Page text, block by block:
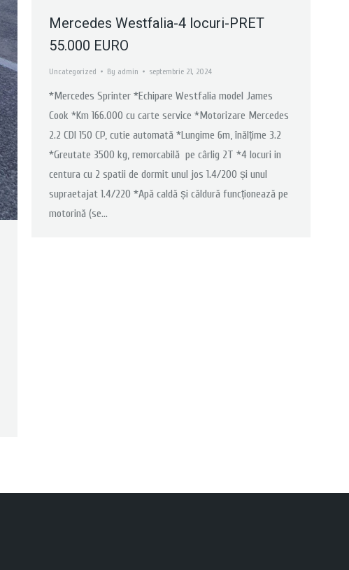
Mercedes Westfalia-4 locuri-PRET
55.000 EURO
Uncategorized By admin septembrie 21, 2024
*Mercedes Sprinter *Echipare Westfalia model James
Cook *Km 166.000 cu carte service *Motorizare Mercedes
2.2 CDI 150 CP, cutie automată *Lungime 6m, înălțime 3.2
*Greutate 3500 kg, remorcabilă pe cârlig 2T *4 locuri in
centura cu 2 spatii de dormit unul jos 1.4/200 și unul
supraetajat 1.4/220 *Apă caldă și căldură funcționează pe
motorină (se…